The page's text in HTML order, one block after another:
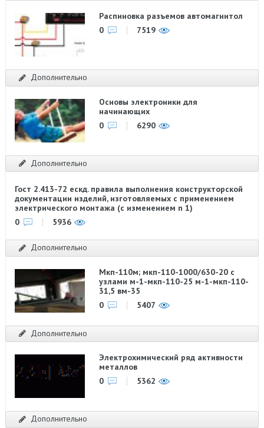
Распиновка разъемов автомагнитол
0
7519
Дополнительно
Основы электроники для
начинающих
0
6290
Дополнительно
Гост 2.413-72 ескд. правила выполнения конструкторской
документации изделий, изготовляемых с применением
электрического монтажа (с изменением n 1)
0
5936
Дополнительно
Мкп-110м; мкп-110-1000/630-20 с
узлами м-1-мкп-110-25 м-1-мкп-110-
31,5 вм-35
0
5407
Дополнительно
Электрохимический ряд активности
металлов
0
5362
Дополнительно